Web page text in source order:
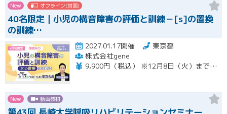
New オフライン(対面)
40名限定｜小児の構音障害の評価と訓練－[s]の置換
の訓練…
2027.01.17開催
東京都
株式会社gene
9,900円（税込） ※12月8日（火）までの限定価格※ 12月9日（水）以降のお申込みは13,200円（税込）となります。 当日会場にてお支払いください（現金のみ） 【キャンセルについて】 1月11日（月）午前8時以降のキャンセルは、キャンセル料（セミナー受講料全額）が発生いたします。
New 動画教材